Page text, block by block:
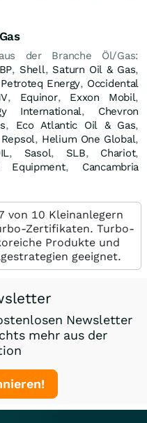
der Branche Öl/Gas:
BP, Shell, Saturn Oil & Gas,
Petroteq Energy, Occidental
, Equinor, Exxon Mobil,
International, Chevron
, Eco Atlantic Oil & Gas,
Repsol, Helium One Global,
, Sasol, SLB, Chariot,
Equipment, Cancambria
von 10 Kleinanlegern
Zertifikaten. Turbo-
Produkte und
geeignet.
Newsletter
mehr aus der